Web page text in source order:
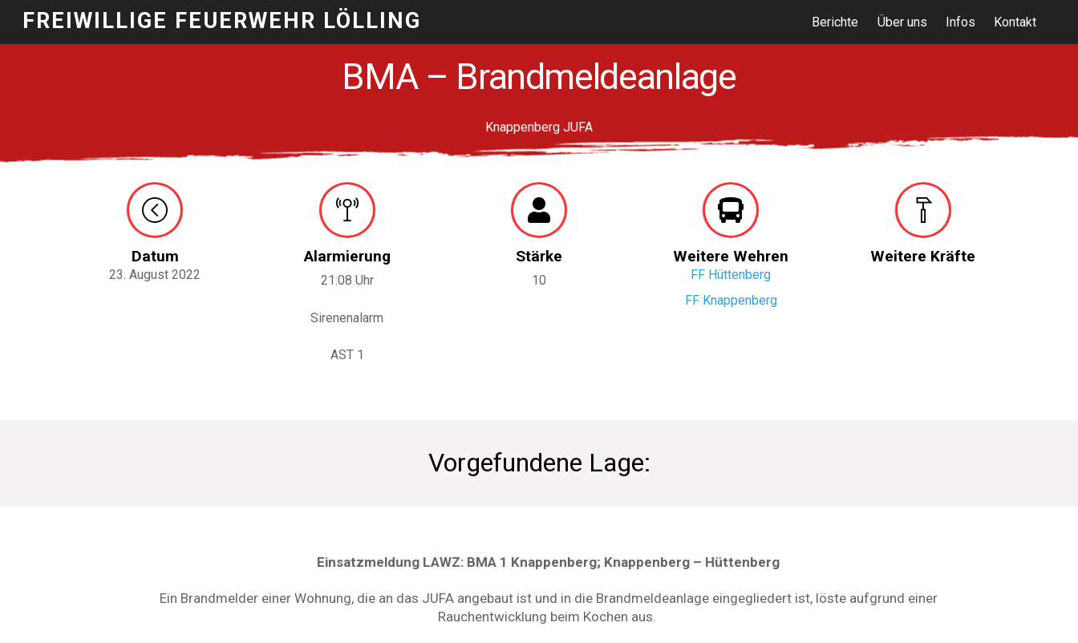
FREIWILLIGE FEUERWEHR LÖLLING Berichte Über uns Infos Kontakt
BMA – Brandmeldeanlage
Knappenberg JUFA
Datum
23. August 2022
Alarmierung
21:08 Uhr
Sirenenalarm
AST 1
Stärke
10
Weitere Wehren
FF Hüttenberg
FF Knappenberg
Weitere Kräfte
Vorgefundene Lage:
Einsatzmeldung LAWZ: BMA 1 Knappenberg; Knappenberg – Hüttenberg
Ein Brandmelder einer Wohnung, die an das JUFA angebaut ist und in die Brandmeldeanlage eingegliedert ist, löste aufgrund einer
Rauchentwicklung beim Kochen aus.